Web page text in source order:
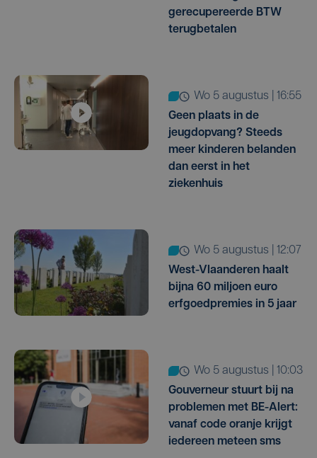
gerecupereerde BTW
terugbetalen
wo 5 augustus | 16:55
Geen plaats in de
jeugdopvang? Steeds
meer kinderen belanden
dan eerst in het
ziekenhuis
wo 5 augustus | 12:07
West-Vlaanderen haalt
bijna 60 miljoen euro
erfgoedpremies in 5 jaar
wo 5 augustus | 10:03
Gouverneur stuurt bij na
problemen met BE-Alert:
vanaf code oranje krijgt
iedereen meteen sms